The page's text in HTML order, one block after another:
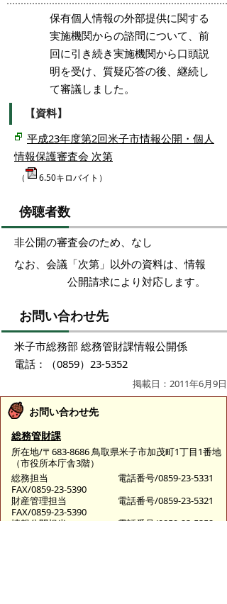
保有個人情報の外部提供に関する
実施機関からの諮問について、前
回に引き続き実施機関から口頭説
明を受け、質疑応答の後、継続し
て審議しました。
【資料】
平成23年度第2回米子市情報公開・個人
情報保護審査会 次第
（ 6.50キロバイト）
傍聴者数
非公開の審査会のため、なし
なお、会議「次第」以外の資料は、情報
公開請求により対応します。
お問い合わせ先
米子市総務部 総務管財課情報公開係
電話：（0859）23-5352
掲載日：2011年6月9日
お問い合わせ先
総務管財課
所在地/〒683-8686 鳥取県米子市加茂町1丁目1番地
（市役所本庁舎3階）
総務担当
電話番号/0859-23-5331
FAX/0859-23-5390
財産管理担当
電話番号/0859-23-5321
FAX/0859-23-5390
情報公開担当
電話番号/0859-23-5352